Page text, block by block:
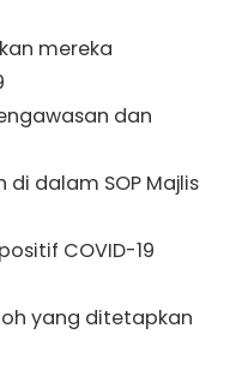
mereka
dan
dalam SOP Majlis
COVID-19
yang ditetapkan